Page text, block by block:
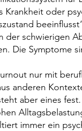
Krankheit oder
zustand
der schwierigen
Die Symptome
nur mit
anderen
aber eines
immer ein